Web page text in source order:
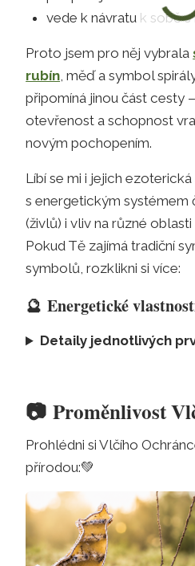
vede k návratu k sobě
Proto jsem pro něj vybrala
rubín, měď a symbol
připomíná jinou část cesty
otevřenost a schopnost
novým pochopením.
Líbí se mi i jejich
s energetickým systémem
(živlů) i vliv na různé
Pokud Tě zajímá tradiční
symbolů, rozklikni si více:
🔮Energetické
Detaily jednotlivých
📷Proměnlivost
Prohlédni si Vlčího
přírodou:💚